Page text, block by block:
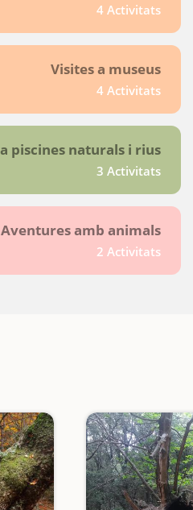
4 Activitats
Visites a museus
4 Activitats
piscines naturals i rius
3 Activitats
Aventures amb animals
2 Activitats